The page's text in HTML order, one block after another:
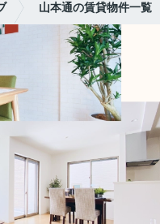
山本通の賃貸物件一覧